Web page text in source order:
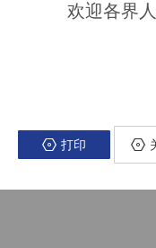
欢迎各界
打印